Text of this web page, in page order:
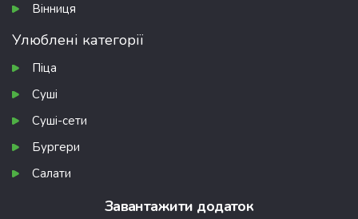
Вінниця
Улюблені категорії
Піца
Суші
Суші-сети
Бургери
Салати
Завантажити додаток